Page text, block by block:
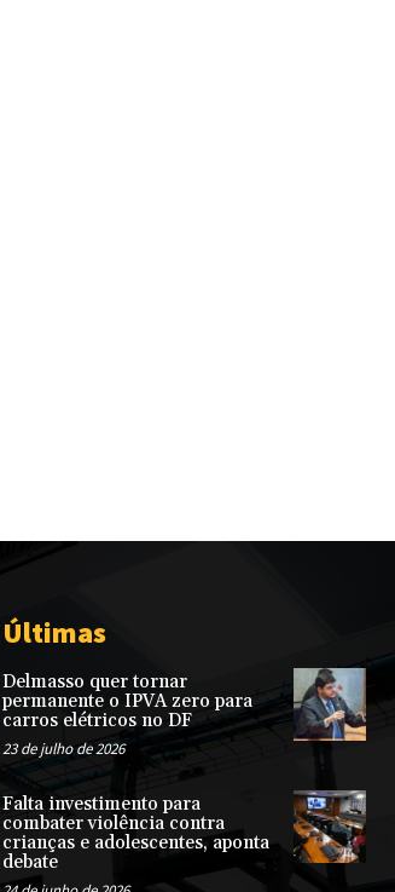
Últimas
Delmasso quer tornar
permanente o IPVA zero para
carros elétricos no DF
23 de julho de 2026
Falta investimento para
combater violência contra
crianças e adolescentes, aponta
debate